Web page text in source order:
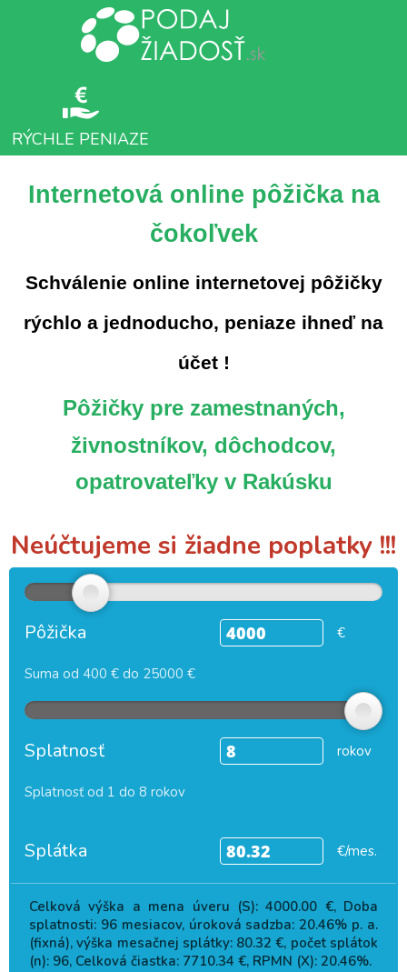
RÝCHLE PENIAZE
Internetová online pôžička na
čokoľvek
Schválenie online internetovej pôžičky
rýchlo a jednoducho, peniaze ihneď na
účet !
Pôžičky pre zamestnaných,
živnostníkov, dôchodcov,
opatrovateľky v Rakúsku
Neúčtujeme si žiadne poplatky !!!
Pôžička €
Suma od 400 € do 25000 €
Splatnosť rokov
Splatnosť od 1 do 8 rokov
Splátka €/mes.
Celková výška a mena úveru (S):4000.00 €, Doba
splatnosti: 96mesiacov, úroková sadzba:20.46% p. a.
(fixná), výška mesačnej splátky: 80.32 €, počet splátok
(n): 96, Celková čiastka: 7710.34 €, RPMN (X): 20.46%.